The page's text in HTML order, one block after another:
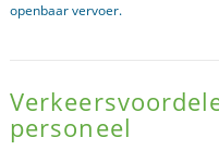
openbaar vervoer.
personeel